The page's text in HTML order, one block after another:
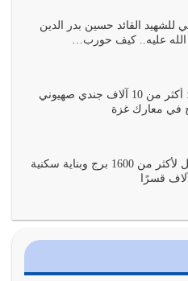
خير امة أخرجت للناس بالنهوض
يخضع لآرائنا وأهوائنا
في كيانها معناه أنها أصبحت
وعندنا أخطاء جميعاً لنعتصم
للشهيد القائد حسين بدر الدين
الله عليه.. كيف حورب…
صحيفة هآرتس: أكثر من 10 آلاف جندي صهيوني
في معارك غزة
غزة: تدمير كامل لأكثر من 1600 برج وبناية سكنية
قسرًا